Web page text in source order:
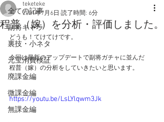
全ての記事
副将キャラ
裏技・小ネタ
元宝消費検証
廃課金編
微課金編
無課金編
程普（嫁）を分析・評価しました。
teketeke
2021年7月6日 読了時間: 6分
どうも！てけてけです。
今回は最新のアップデートで副将ガチャに並んだ
程普（嫁）の分析をしていきたいと思います。
https://youtu.be/LsLYlqwm3Jk